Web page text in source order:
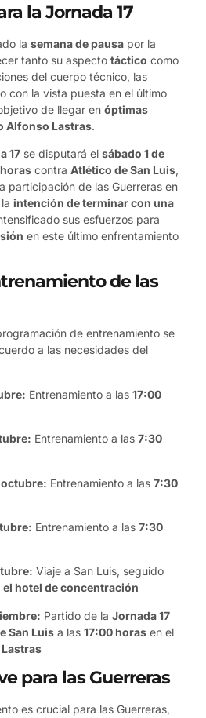
la Jornada 17
la semana de pausa por la
tanto su aspecto táctico como
del cuerpo técnico, las
con la vista puesta en el último
de llegar en óptimas
Alfonso Lastras.
17 se disputará el sábado 1 de
contra Atlético de San Luis,
participación de las Guerreras en
intención de terminar con una
sus esfuerzos para
en este último enfrentamiento
de las
de entrenamiento se
a las necesidades del
Entrenamiento a las 17:00
Entrenamiento a las 7:30
Entrenamiento a las 7:30
Entrenamiento a las 7:30
Viaje a San Luis, seguido
hotel de concentración
Partido de la Jornada 17
San Luis a las 17:00 horas en el
para las Guerreras
es crucial para las Guerreras,